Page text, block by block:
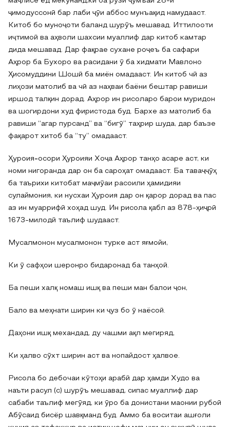
ҷимодуссонӣ бар лаби ҷӯи аббос мунъақид намудааст.
Китоб бо муноҷоти баланд шурӯъ мешавад. Иттилооти
иҷтимоӣ ва аҳволи шахсии муаллиф дар китоб камтар
дида мешавад. Дар фақрае сухане роҷеъ ба сафари
Аҳрор ба Бухоро ва расидани ӯ ба хидмати Мавлоно
Ҳисомуддини Шошӣ ба миён омадааст. Ин китоб чӣ аз
лиҳози матолиб ва чӣ аз наҳваи баёни бештар равиши
иршод талқин дорад. Аҳрор ин рисоларо барои муридон
ва шогирдони худ фиристода буд. Бархе аз матолиб ба
равиши “агар пурсанд” ва “бигӯ” таҳрир шуда, дар баъзе
фақарот хитоб ба “ту” омадааст.
Ҳуроия-осори Ҳуроияи Хоҷа Аҳрор танҳо асаре аст, ки
номи нигоранда дар он ба сароҳат омадааст. Ба таваҷҷӯҳ
ба таърихи китобат маҷмӯаи расоили ҳамидияи
сулаймония, ки нусхаи Ҳуроия дар он қарор дорад ва пас
аз ин муаррифӣ хоҳад шуд. Ин рисола қабл аз 878-ҳиҷрӣ
1673-милодӣ таълиф шудааст.
Мусалмонон мусалмонон турке аст яғмойи,
Ки ӯ сафҳои шеронро бидаронад ба танҳоӣ.
Ба пеши халқ номаш ишқ ва пеши ман балои ҷон,
Бало ва меҳнати ширин ки ҷуз бо ӯ наёсоӣ.
Даҳони ишқ механдад, ду чашми ақл мегиряд,
Ки ҳалво сӯхт ширин аст ва нопайдост ҳалвое.
Рисола бо дебочаи кӯтоҳи арабӣ дар ҳамди Худо ва
наъти расул (с) шурӯъ мешавад, сипас муаллиф дар
сабаби таълиф мегӯяд, ки ӯро ба донистани маонии рубоӣ
Абӯсаид бисёр шавқманд буд. Аммо ба воситаи ашғоли